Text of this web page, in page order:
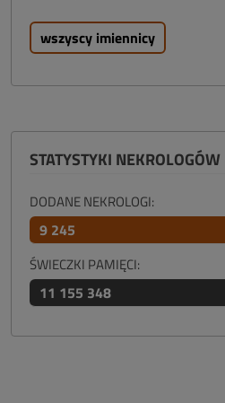
wszyscy imiennicy
STATYSTYKI NEKROLOGÓW
DODANE NEKROLOGI:
9 245
ŚWIECZKI PAMIĘCI:
11 155 348